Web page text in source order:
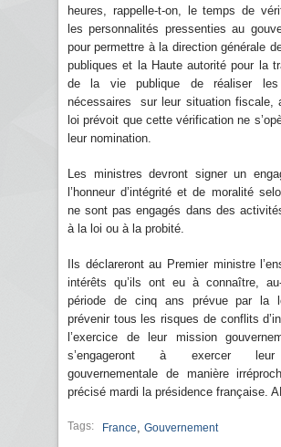
heures, rappelle-t-on, le temps de
les personnalités pressenties au
pour permettre à la direction générale
publiques et la Haute autorité pour la
de la vie publique de réaliser les
nécessaires sur leur situation fiscale,
loi prévoit que cette vérification ne
leur nomination.
Les ministres devront signer un
l’honneur d’intégrité et de moralité
ne sont pas engagés dans des
à la loi ou à la probité.
Ils déclareront au Premier ministre
intérêts qu’ils ont eu à connaître,
période de cinq ans prévue par la
prévenir tous les risques de conflits
l’exercice de leur mission
s’engageront à exercer
gouvernementale de manière
précisé mardi la présidence française.
Tags: France Gouvernement